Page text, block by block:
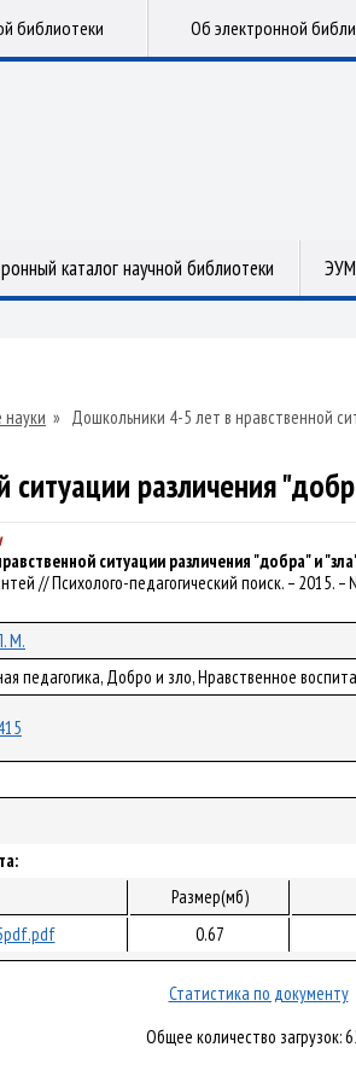
библиотеки Об электронной
каталог научной библиотеки
науки » Дошкольники 4-5 лет в нравственной
различения
ситуации различения "добра" и
// Психолого-педагогический поиск. – 2015. –
М.
педагогика, Добро и зло, Нравственное
Размер(мб)
0.67
Статистика по документу
Общее количество загрузок: